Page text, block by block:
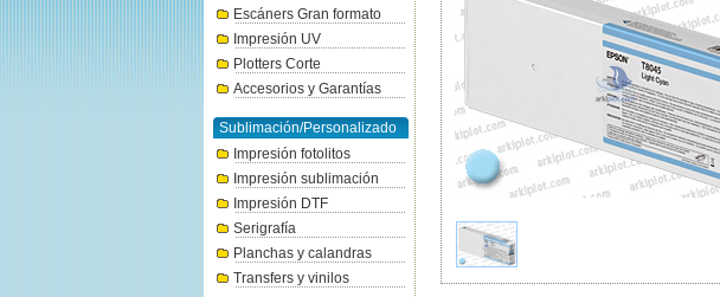
Escáners Gran formato
Impresión UV
Plotters Corte
Accesorios y Garantías
Sublimación/Personalizado
Impresión fotolitos
Impresión sublimación
Impresión DTF
Serigrafía
Planchas y calandras
Transfers y vinilos